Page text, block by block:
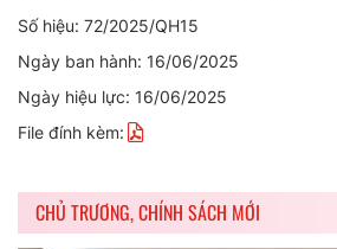
Số hiệu: 72/2025/QH15
Ngày ban hành: 16/06/2025
Ngày hiệu lực: 16/06/2025
File đính kèm:
CHỦ TRƯƠNG, CHÍNH SÁCH MỚI